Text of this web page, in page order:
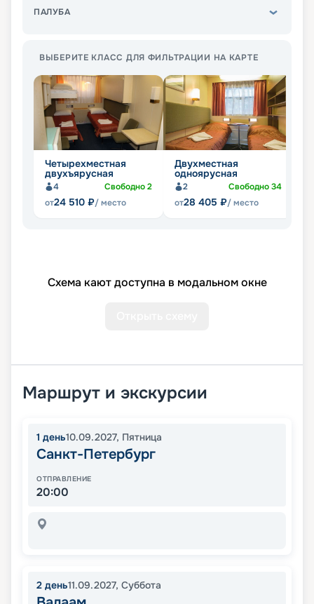
ПАЛУБА
ВЫБЕРИТЕ КЛАСС ДЛЯ ФИЛЬТРАЦИИ НА КАРТЕ
Четырехместная
двухъярусная
4 Свободно2
от24 510 ₽/ место
Двухместная
одноярусная
2 Свободно34
от28 405 ₽/ место
Схема кают доступна в модальном окне
Маршрут и экскурсии
1 день10.09.2027, Пятница
Санкт-Петербург
ОТПРАВЛЕНИЕ
20:00
2 день11.09.2027, Суббота